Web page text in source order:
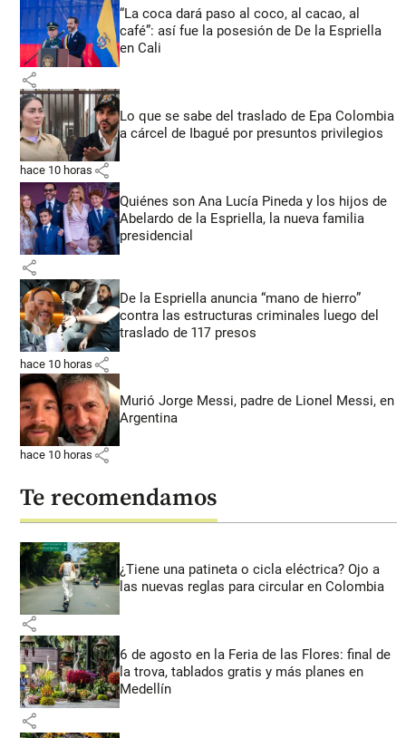
“La coca dará paso al coco, al cacao, al
café”: así fue la posesión de De la Espriella
en Cali
share
Lo que se sabe del traslado de Epa Colombia
a cárcel de Ibagué por presuntos privilegios
hace 10 horas share
Quiénes son Ana Lucía Pineda y los hijos de
Abelardo de la Espriella, la nueva familia
presidencial
share
De la Espriella anuncia “mano de hierro”
contra las estructuras criminales luego del
traslado de 117 presos
hace 10 horas share
Murió Jorge Messi, padre de Lionel Messi, en
Argentina
hace 10 horas share
Te recomendamos
¿Tiene una patineta o cicla eléctrica? Ojo a
las nuevas reglas para circular en Colombia
share
6 de agosto en la Feria de las Flores: final de
la trova, tablados gratis y más planes en
Medellín
share